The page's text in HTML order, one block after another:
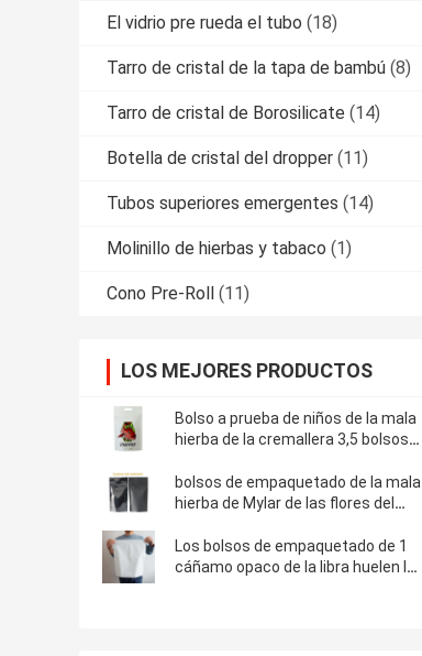
El vidrio pre rueda el tubo (18)
Tarro de cristal de la tapa de bambú (8)
Tarro de cristal de Borosilicate (14)
Botella de cristal del dropper (11)
Tubos superiores emergentes (14)
Molinillo de hierbas y tabaco (1)
Cono Pre-Roll (11)
LOS MEJORES PRODUCTOS
Bolso a prueba de niños de la mala
hierba de la cremallera 3,5 bolsos
exótica de 1/8 onza 3.5g
bolsos de empaquetado de la mala
hierba de Mylar de las flores del
Los bolsos de empaquetado de 1
cáñamo opaco de la libra huelen la